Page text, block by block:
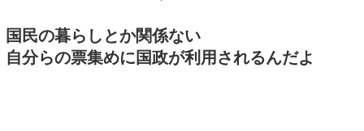
国民の暮らしとか関係ない
自分らの票集めに国政が利用されるんだよ